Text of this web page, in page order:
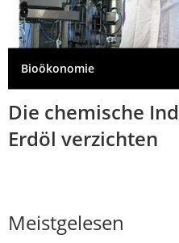
Bioökonomie
Die chemische
Erdöl verzichten
Meistgelesen